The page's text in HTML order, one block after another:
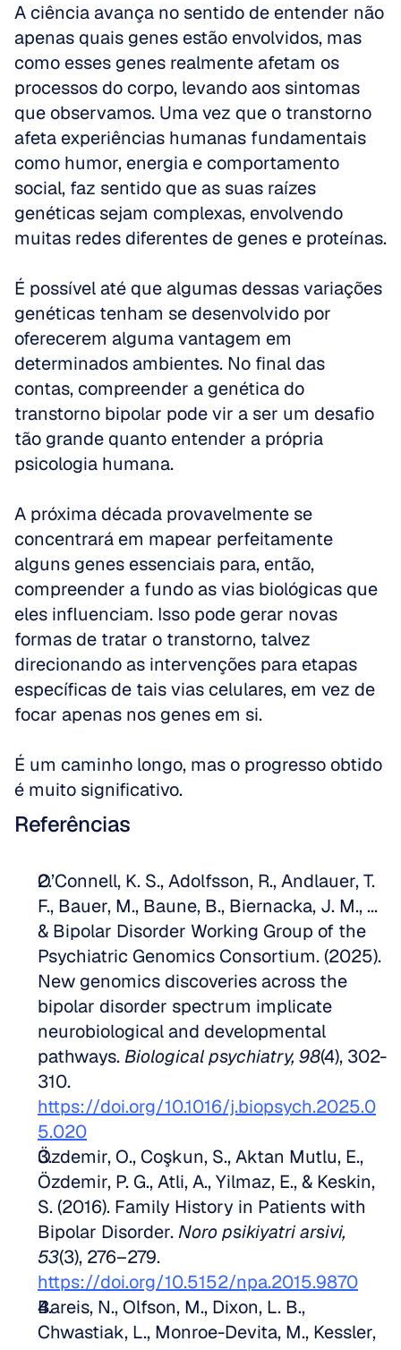
A ciência avança no sentido de entender não
apenas quais genes estão envolvidos, mas
como esses genes realmente afetam os
processos do corpo, levando aos sintomas
que observamos. Uma vez que o transtorno
afeta experiências humanas fundamentais
como humor, energia e comportamento
social, faz sentido que as suas raízes
genéticas sejam complexas, envolvendo
É possível até que algumas dessas variações
genéticas tenham se desenvolvido por
oferecerem alguma vantagem em
determinados ambientes. No final das
contas, compreender a genética do
transtorno bipolar pode vir a ser um desafio
tão grande quanto entender a própria
psicologia humana.
A próxima década provavelmente se
concentrará em mapear perfeitamente
alguns genes essenciais para, então,
compreender a fundo as vias biológicas que
eles influenciam. Isso pode gerar novas
formas de tratar o transtorno, talvez
direcionando as intervenções para etapas
específicas de tais vias celulares, em vez de
focar apenas nos genes em si.
É um caminho longo, mas o progresso obtido
é muito significativo.
Referências
O’Connell, K. S., Adolfsson, R., Andlauer, T.
F., Bauer, M., Baune, B., Biernacka, J. M., ...
& Bipolar Disorder Working Group of the
Psychiatric Genomics Consortium. (2025).
New genomics discoveries across the
bipolar disorder spectrum implicate
neurobiological and developmental
pathways. Biological psychiatry, 98(4), 302-
https://doi.org/10.1016/j.biopsych.2025.0
5.020
Özdemir, O., Coşkun, S., Aktan Mutlu, E.,
Özdemir, P. G., Atli, A., Yilmaz, E., & Keskin,
S. (2016). Family History in Patients with
Bipolar Disorder. Noro psikiyatri arsivi,
53
https://doi.org/10.5152/npa.2015.9870
Bareis, N., Olfson, M., Dixon, L. B.,
Chwastiak, L., Monroe-Devita, M., Kessler,